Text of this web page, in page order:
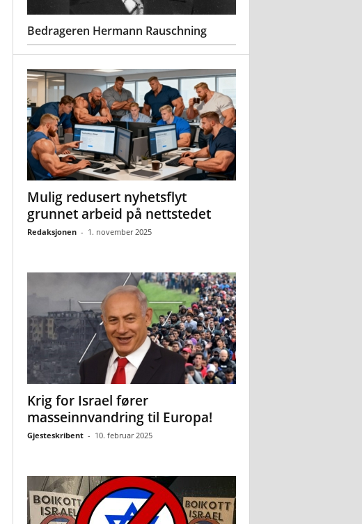
Bedrageren Hermann Rauschning
Mulig redusert nyhetsflyt
grunnet arbeid på nettstedet
Redaksjonen - 1. november 2025
Krig for Israel fører
masseinnvandring til Europa!
Gjesteskribent - 10. februar 2025